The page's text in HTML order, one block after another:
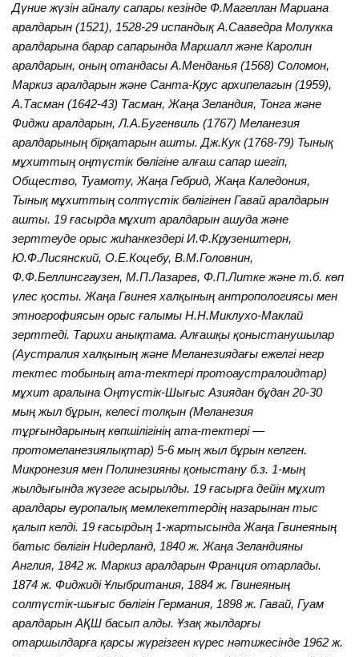
Дүние жүзін айналу сапары кезінде Ф.Магеллан Мариана
аралдарын (1521), 1528-29 испандық А.Сааведра Молукка
аралдарына барар сапарында Маршалл және Каролин
аралдарын, оның отандасы А.Менданья (1568) Соломон,
Маркиз аралдарын және Санта-Крус архипелагын (1959),
А.Тасман (1642-43) Тасман, Жаңа Зеландия, Тонга және
Фиджи аралдарын, Л.А.Бугенвиль (1767) Меланезия
аралдарының бірқатарын ашты. Дж.Кук (1768-79) Тынық
мұхиттың оңтүстік бөлігіне алғаш сапар шегіп,
Общество, Туамоту, Жаңа Гебрид, Жаңа Каледония,
Тынық мұхиттың солтүстік бөлігінен Гавай аралдарын
ашты. 19 ғасырда мұхит аралдарын ашуда және
зерттеуде орыс жиһанкездері И.Ф.Крузенштерн,
Ю.Ф.Лисянский, О.Е.Коцебу, В.М.Головнин,
Ф.Ф.Беллинсгаузен, М.П.Лазарев, Ф.П.Литке және т.б. көп
үлес қосты. Жаңа Гвинея халқының антропологиясы мен
этногрофиясын орыс ғалымы Н.Н.Миклухо-Маклай
зерттеді. Тарихи анықтама. Алғашқы қоныстанушылар
(Аустралия халқының және Меланезиядағы ежелгі негр
тектес тобының ата-тектері протоаустралоидтар)
мұхит аралына Оңтүстік-Шығыс Азиядан бұдан 20-30
мың жыл бұрын, келесі толқын (Меланезия
тұрғындарының көпшілігінің ата-тектері —
протомеланезиялықтар) 5-6 мың жыл бұрын келген.
Микронезия мен Полинезияны қоныстану б.з. 1-мың
жылдығында жүзеге асырылды. 19 ғасырға дейін мұхит
аралдары еуропалық мемлекеттердің назарынан тыс
қалып келді. 19 ғасырдың 1-жартысында Жаңа Гвинеяның
батыс бөлігін Нидерланд, 1840 ж. Жаңа Зеландияны
Англия, 1842 ж. Маркиз аралдарын Франция отарлады.
1874 ж. Фиджиді Ұлыбритания, 1884 ж. Гвинеяның
солтүстік-шығыс бөлігін Германия, 1898 ж. Гавай, Гуам
аралдарын АҚШ басып алды. Ұзақ жылдарғы
отаршылдарға қарсы жүргізген күрес нәтижесінде 1962 ж.